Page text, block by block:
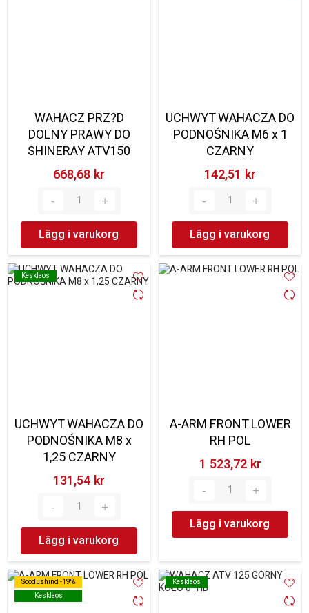
WAHACZ PRZ?D
DOLNY PRAWY DO
SHINERAY ATV150
668,68 kr‎
Lägg i varukorg
UCHWYT WAHACZA DO
PODNOŚNIKA M6 x 1
CZARNY
142,51 kr‎
Lägg i varukorg
Kesklaos
Kesklaos
UCHWYT WAHACZA DO
PODNOŚNIKA M8 x
1,25 CZARNY
131,54 kr‎
Lägg i varukorg
A-ARM FRONT LOWER
RH POL
1 523,72 kr‎
Lägg i varukorg
Soodushind -19%
Kesklaos
Soodushind -19%
Kesklaos
Kesklaos
Kesklaos